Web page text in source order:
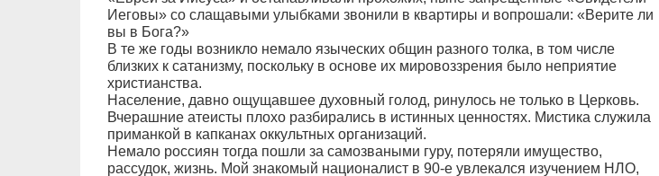
Иеговы» со слащавыми улыбками звонили в квартиры и вопрошали: «Верите ли
вы в Бога?»
В те же годы возникло немало языческих общин разного толка, в том числе
близких к сатанизму, поскольку в основе их мировоззрения было неприятие
христианства.
Население, давно ощущавшее духовный голод, ринулось не только в Церковь.
Вчерашние атеисты плохо разбирались в истинных ценностях. Мистика служила
приманкой в капканах оккультных организаций.
Немало россиян тогда пошли за самозваными гуру, потеряли имущество,
рассудок, жизнь. Мой знакомый националист в 90-е увлекался изучением НЛО,